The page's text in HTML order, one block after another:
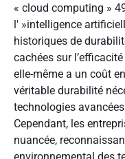
« cloud computing »
l' »intelligence
historiques de
cachées sur
elle-même a un coût
véritable durabilité
technologies
Cependant, les
nuancée,